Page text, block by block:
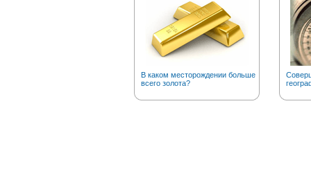
В каком месторождении больше
всего золота?